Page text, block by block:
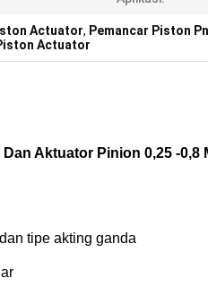
Actuator, Pemancar Piston
Actuator
Aktuator Pinion 0,25 -0,8
tipe akting ganda